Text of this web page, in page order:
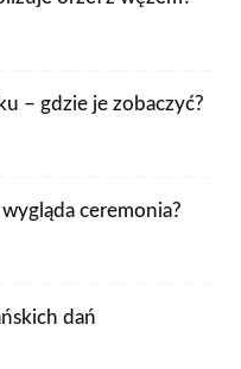
– gdzie je zobaczyć?
ceremonia?
dań